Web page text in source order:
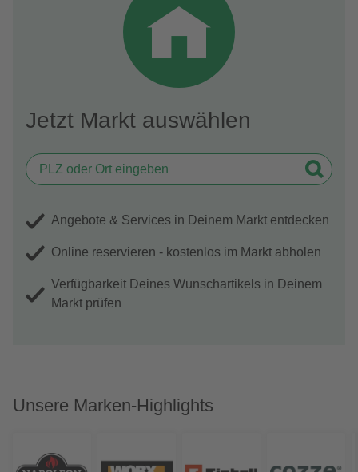
Jetzt Markt auswählen
Angebote & Services in Deinem Markt entdecken
Online reservieren - kostenlos im Markt abholen
Verfügbarkeit Deines Wunschartikels in Deinem
Markt prüfen
Unsere Marken-Highlights